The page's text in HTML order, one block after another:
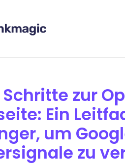
Schritte zur
Ein
um
zu